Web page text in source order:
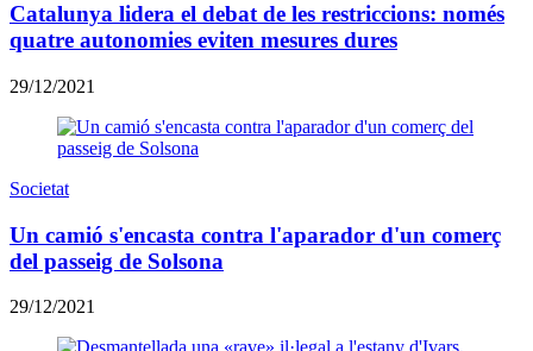
Catalunya lidera el debat de les restriccions: només
quatre autonomies eviten mesures dures
29/12/2021
Societat
Un camió s'encasta contra l'aparador d'un comerç
del passeig de Solsona
29/12/2021